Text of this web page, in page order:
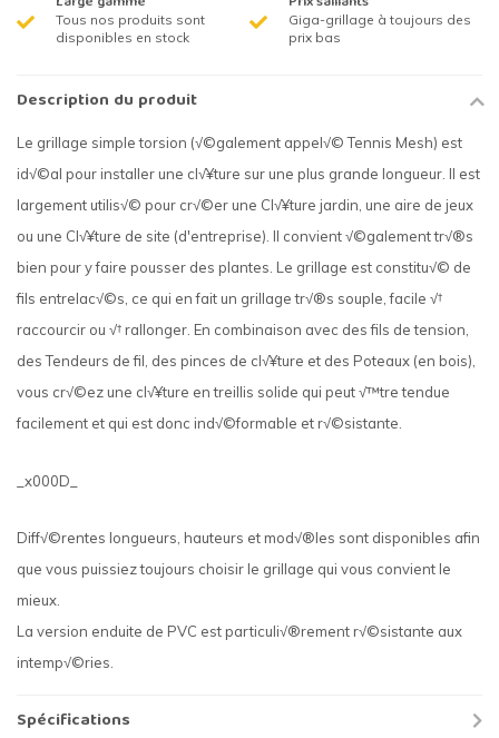
Tous nos produits sont
disponibles en stock
Giga-grillage à toujours des
prix bas
Description du produit
Le grillage simple torsion (√©galement appel√© Tennis Mesh) est
id√©al pour installer une cl√¥ture sur une plus grande longueur. Il est
largement utilis√© pour cr√©er une Cl√¥ture jardin, une aire de jeux
ou une Cl√¥ture de site (d'entreprise). Il convient √©galement tr√®s
bien pour y faire pousser des plantes. Le grillage est constitu√© de
fils entrelac√©s, ce qui en fait un grillage tr√®s souple, facile √†
raccourcir ou √† rallonger. En combinaison avec des fils de tension,
des Tendeurs de fil, des pinces de cl√¥ture et des Poteaux (en bois),
vous cr√©ez une cl√¥ture en treillis solide qui peut √™tre tendue
facilement et qui est donc ind√©formable et r√©sistante.
_x000D_
Diff√©rentes longueurs, hauteurs et mod√®les sont disponibles afin
que vous puissiez toujours choisir le grillage qui vous convient le
mieux.
La version enduite de PVC est particuli√®rement r√©sistante aux
intemp√©ries.
Spécifications